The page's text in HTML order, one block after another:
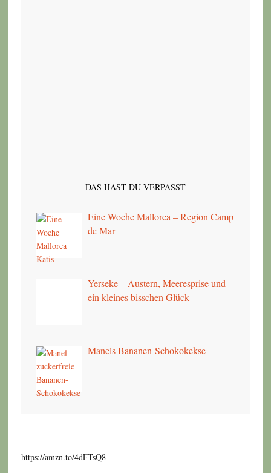
DAS HAST DU VERPASST
Eine Woche Mallorca – Region Camp
de Mar
Yerseke – Austern, Meeresprise und
ein kleines bisschen Glück
Manels Bananen-Schokokekse
https://amzn.to/4dFTsQ8